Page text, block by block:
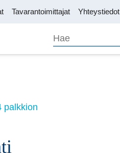
Tavarantoimittajat Yhteystiedot
Search
palkkion